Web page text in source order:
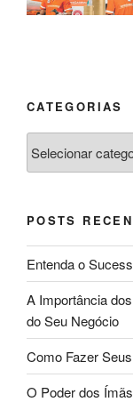
CATEGORIAS
POSTS
Entenda o
A Importância
do Seu Negócio
Como Fazer
O Poder dos